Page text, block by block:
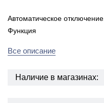
Автоматическое отключение.
Функция
Все описание
Наличие в магазинах: